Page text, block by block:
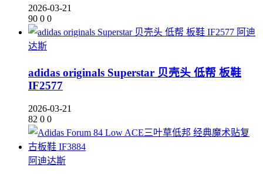
2026-03-21
90 0 0
阿迪
达斯
adidas originals Superstar 贝壳头 低帮 板鞋
IF2577
2026-03-21
82 0 0
阿迪达斯